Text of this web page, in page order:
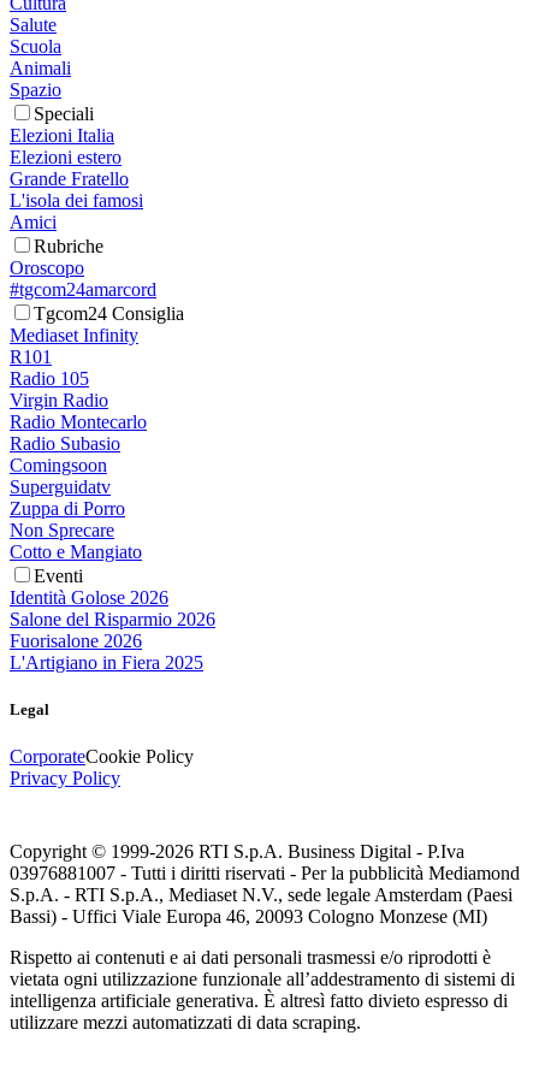
Salute
Scuola
Animali
Spazio
Speciali
Elezioni Italia
Elezioni estero
Grande Fratello
L'isola dei famosi
Amici
Rubriche
Oroscopo
#tgcom24amarcord
Tgcom24 Consiglia
Mediaset Infinity
R101
Radio 105
Virgin Radio
Radio Montecarlo
Radio Subasio
Comingsoon
Superguidatv
Zuppa di Porro
Non Sprecare
Cotto e Mangiato
Eventi
Identità Golose 2026
Salone del Risparmio 2026
Fuorisalone 2026
L'Artigiano in Fiera 2025
Legal
CorporateCookie Policy
Privacy Policy
Copyright © 1999-2026 RTI S.p.A. Business Digital - P.Iva
03976881007 - Tutti i diritti riservati - Per la pubblicità Mediamond
S.p.A. - RTI S.p.A., Mediaset N.V., sede legale Amsterdam (Paesi
Bassi) - Uffici Viale Europa 46, 20093 Cologno Monzese (MI)
Rispetto ai contenuti e ai dati personali trasmessi e/o riprodotti è
vietata ogni utilizzazione funzionale all’addestramento di sistemi di
intelligenza artificiale generativa. È altresì fatto divieto espresso di
utilizzare mezzi automatizzati di data scraping.